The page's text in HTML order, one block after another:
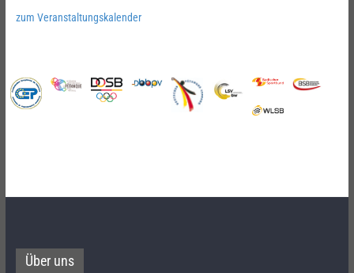
zum Veranstaltungskalender
Über uns